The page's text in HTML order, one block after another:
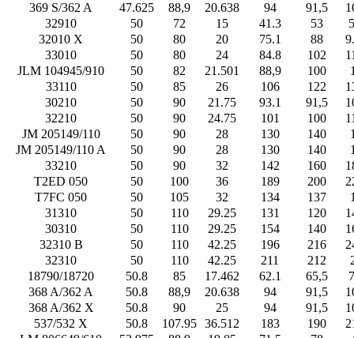
369 S/362 A
47.625 88,9 20.638 94 91,5
32910
50 72 15 41.3 53
32010 X
50 80 20 75.1 88
33010
50 80 24 84.8 102
JLM 104945/910
50 82 21.501 88,9 100
33110
50 85 26 106 122
30210
50 90 21.75 93.1 91,5
32210
50 90 24.75 101 100
JM 205149/110
50 90 28 130 140
JM 205149/110 A
50 90 28 130 140
33210
50 90 32 142 160
T2ED 050
50 100 36 189 200
T7FC 050
50 105 32 134 137
31310
50 110 29.25 131 120
30310
50 110 29.25 154 140
32310 B
50 110 42.25 196 216
32310
50 110 42.25 211 212
18790/18720
50.8 85 17.462 62.1 65,5
368 A/362 A
50.8 88,9 20.638 94 91,5
368 A/362 X
50.8 90 25 94 91,5
537/532 X
50.8 107.95 36.512 183 190